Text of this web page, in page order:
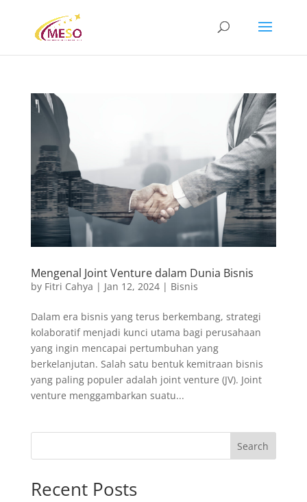
Mengenal Joint Venture dalam Dunia Bisnis
by Fitri Cahya | Jan 12, 2024| Bisnis
Dalam era bisnis yang terus berkembang, strategi
kolaboratif menjadi kunci utama bagi perusahaan
yang ingin mencapai pertumbuhan yang
berkelanjutan. Salah satu bentuk kemitraan bisnis
yang paling populer adalah joint venture (JV). Joint
venture menggambarkan suatu...
Search
Recent Posts